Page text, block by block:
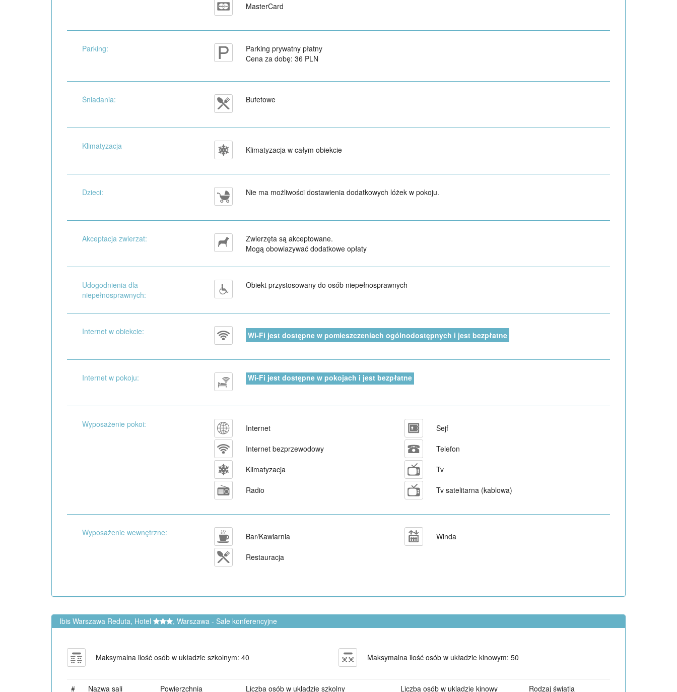
MasterCard
Parking:
Parking prywatny płatny
Cena za dobę: 36 PLN
Śniadania: Bufetowe
Klimatyzacja Klimatyzacja w całym obiekcie
Dzieci: Nie ma możliwości dostawienia dodatkowych lóżek w pokoju.
Akceptacja zwierzat:
Zwierzęta są akceptowane.
Mogą obowiazywać dodatkowe opłaty
Udogodnienia dla
niepełnosprawnych:
Obiekt przystosowany do osób niepełnosprawnych
Internet w obiekcie: Wi-Fi jest dostępne w pomieszczeniach ogólnodostępnych i jest bezpłatne
Internet w pokoju: Wi-Fi jest dostępne w pokojach i jest bezpłatne
Wyposażenie pokoi: Internet
Internet bezprzewodowy
Klimatyzacja
Radio
Sejf
Telefon
Tv
Tv satelitarna (kablowa)
Wyposażenie wewnętrzne: Bar/Kawiarnia
Restauracja
Winda
Ibis Warszawa Reduta, Hotel , Warszawa - Sale konferencyjne
Maksymalna ilość osób w układzie szkolnym: 40 Maksymalna ilość osób w układzie kinowym: 50
# Nazwa sali Powierzchnia Liczba osób w ukladzie szkolny Liczba osób w ukladzie kinowy Rodzaj światla